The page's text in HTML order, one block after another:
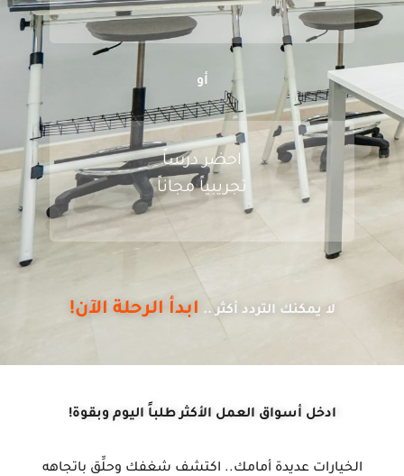
أو
احضر درساً
تجريبياً مجاناً
لا يمكنك التردد أكثر .. ابدأ الرحلة الآن!
ادخل أسواق العمل الأكثر طلباً اليوم وبقوة!
الخيارات عديدة أمامك.. اكتشف شغفك وحلِّق باتجاهه